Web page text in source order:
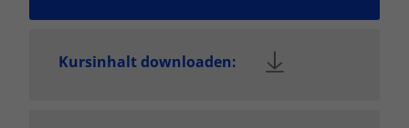
Kursinhalt downloaden: